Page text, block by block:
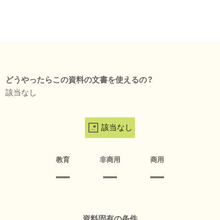
どうやったらこの資料の文書を使えるの？
該当なし
該当なし
教育 非商用 商用